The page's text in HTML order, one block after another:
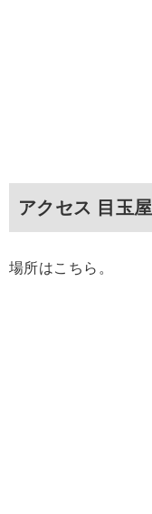
アクセス 目玉屋
場所はこちら。